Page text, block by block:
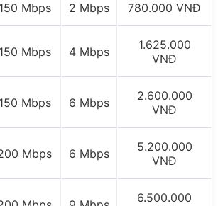
150 Mbps 2 Mbps 780.000 VNĐ
150 Mbps 4 Mbps
1.625.000
VNĐ
150 Mbps 6 Mbps
2.600.000
VNĐ
Mbps 6 Mbps
5.200.000
VNĐ
6.500.000